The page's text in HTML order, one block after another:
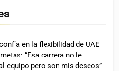
en la flexibilidad de UAE
“Esa carrera no le
equipo pero son mis deseos”